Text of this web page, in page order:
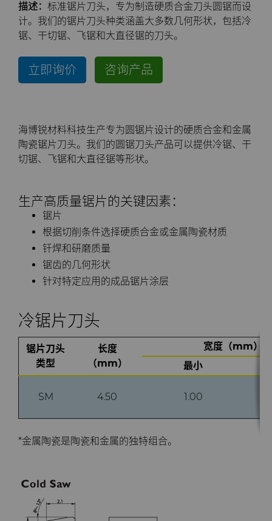
超优级金刚石微粉
Extrusion Tooling Solutions
通用硬质合金棒料
硬质合金轧辊
PCD & PCBN Tooling
研磨膏和研磨液
金刚石研磨膏
研磨液和悬浮液
流体处理
流体端部件
喷涂与点胶零部件
成形模具
粉末冶金压制模具
滚刀坯料
Skivit™强力刮齿刀坯料
刀片坯料
Directional Drilling Tools
Well Completion & Fracking
Flow Control Valve Trim
PCBN
BZN™ Compacts产品
超厚BZN™
PCD
Compax™ PCD工具坯料
U系列PCD
RTP粉末
标准牌号
卫生用品旋转切割解决方案
旋转切刀拓展设计
旋转切刀服务与支持
锯片刀头和坯料
金属切削锯片刀头
硬质合金长条片坯料
耐磨件
冷成型模具
电子封装连接工具
通用耐磨解决方案
拉丝模
更多拉丝模坯料
料
Compax™ PCD拉丝模坯料
环境与过程
食品与饮料
通用制造
医疗
炼钢
工具制造
硬质合金回收
增材制造
PCD & PCBN牌号选型工具
证书和数据表
材料分析实验室
研发
职业机会
活动
公司管理
Supply Chain
联系我们
销售办事处
安全数据表
描述： 标准锯片刀头，专为制造硬质合金刀头圆锯而设
计。我们的锯片刀头种类涵盖大多数几何形状，包括冷
锯、干切锯、飞锯和大直径锯的刀头。
立即询价 咨询产品
海博锐材料科技生产专为圆锯片设计的硬质合金和金属
陶瓷锯片刀头。我们的圆锯刀头产品可以提供冷锯、干
切锯、飞锯和大直径锯等形状。
生产高质量锯片的关键因素：
锯片
根据切削条件选择硬质合金或金属陶瓷材质
钎焊和研磨质量
锯齿的几何形状
针对特定应用的成品锯片涂层
冷锯片刀头
锯片刀头
类型
长度
（mm）
宽度（mm）
最小
SM 4.50 1.00
*金属陶瓷是陶瓷和金属的独特组合。